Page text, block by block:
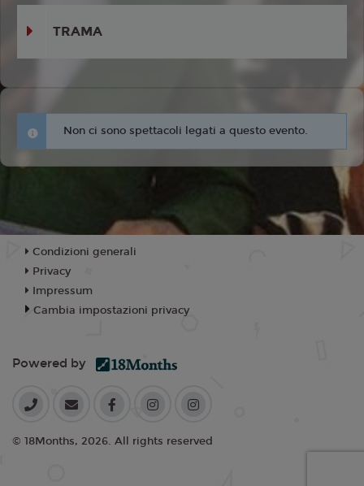
TRAMA
Non ci sono spettacoli legati a questo evento.
Condizioni generali
Privacy
Impressum
Cambia impostazioni privacy
Powered by
© 18Months, 2026. All rights reserved